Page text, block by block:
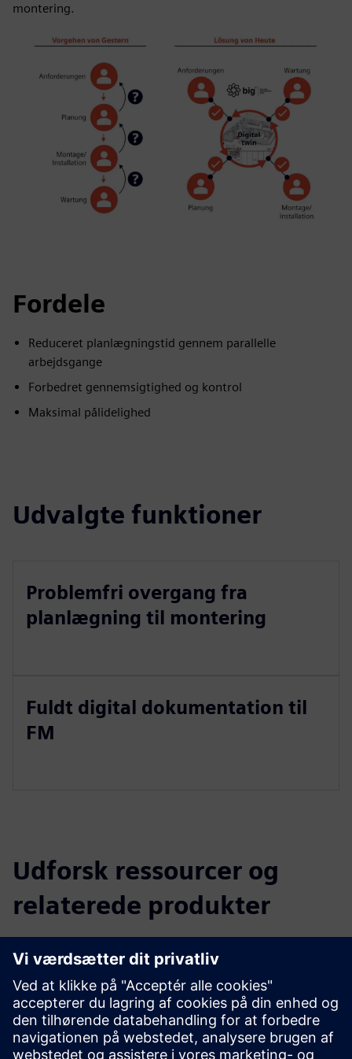
montering.
Fordele
Reduceret planlægningstid gennem parallelle
arbejdsgange
Forbedret gennemsigtighed og kontrol
Maksimal pålidelighed
Udvalgte funktioner
Problemfri overgang fra
planlægning til montering
Fuldt digital dokumentation til
FM
Udforsk ressourcer og
relaterede produkter
Yderligere oplysninger og
ressourcer
Implementering af BIM (DE)
big® - Opbygningspotentiale